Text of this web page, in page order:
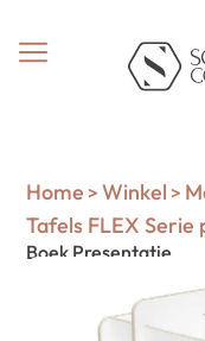
Home > Winkel >
Tafels FLEX
Boek Presentatie